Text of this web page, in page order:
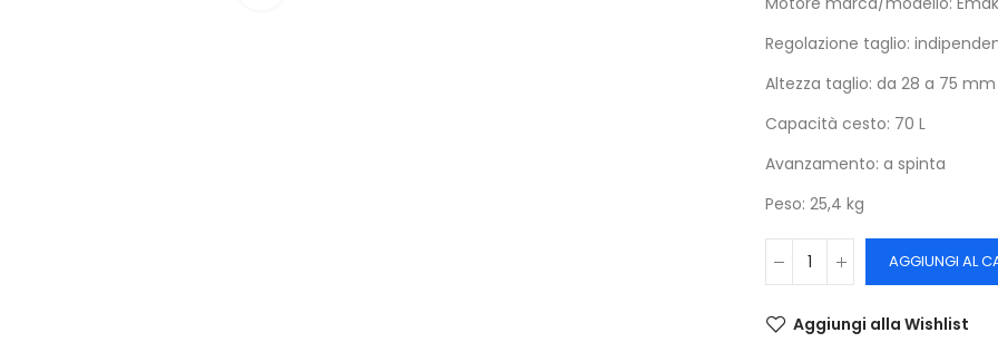
Regolazione taglio:
Altezza taglio: da 28 a 75 mm
Capacità cesto: 70 L
Avanzamento: a spinta
Peso: 25,4 kg
AGGIUNGI AL
Aggiungi alla Wishlist